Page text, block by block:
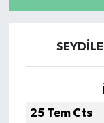
25 Tem Cts